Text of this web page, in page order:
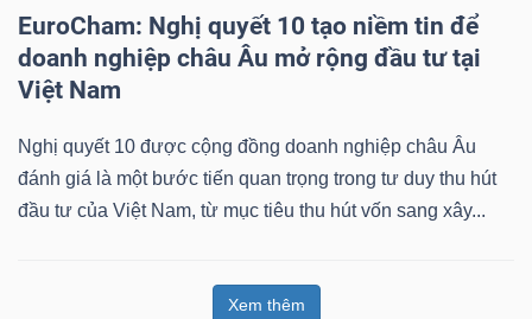
EuroCham: Nghị quyết 10 tạo niềm tin để
doanh nghiệp châu Âu mở rộng đầu tư tại
Việt Nam
Nghị quyết 10 được cộng đồng doanh nghiệp châu Âu
đánh giá là một bước tiến quan trọng trong tư duy thu hút
đầu tư của Việt Nam, từ mục tiêu thu hút vốn sang xây...
Xem thêm